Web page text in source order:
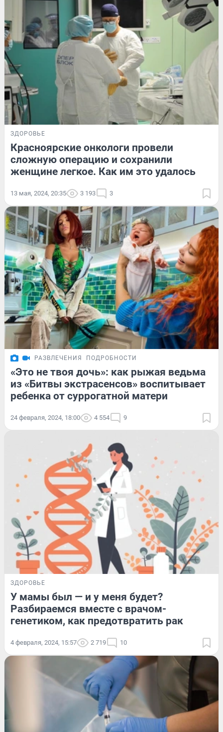
ЗДОРОВЬЕ
Красноярские онкологи провели
сложную операцию и сохранили
женщине легкое. Как им это удалось
13 мая, 2024, 20:35 3 193 3
РАЗВЛЕЧЕНИЯ ПОДРОБНОСТИ
«Это не твоя дочь»: как рыжая ведьма
из «Битвы экстрасенсов» воспитывает
ребенка от суррогатной матери
24 февраля, 2024, 18:00 4 554 9
ЗДОРОВЬЕ
У мамы был — и у меня будет?
Разбираемся вместе с врачом-
генетиком, как предотвратить рак
4 февраля, 2024, 15:57 2 719 10